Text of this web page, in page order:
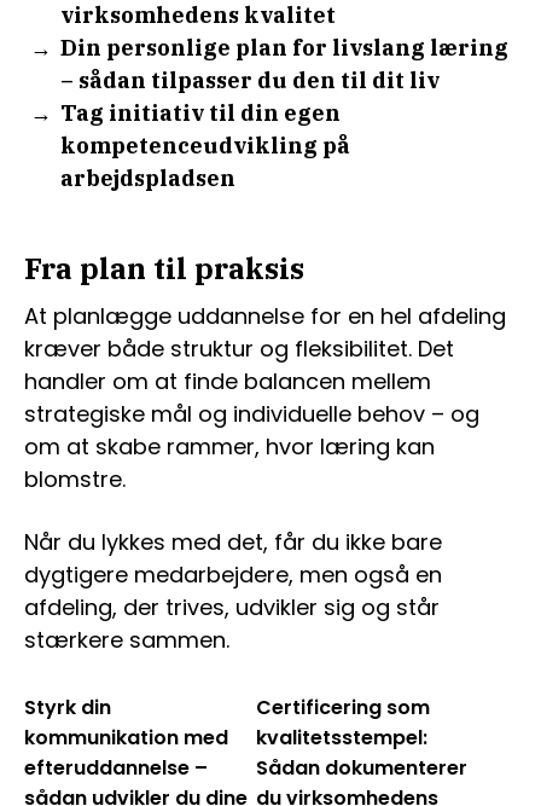
virksomhedens kvalitet
Din personlige plan for livslang læring
– sådan tilpasser du den til dit liv
Tag initiativ til din egen
kompetenceudvikling på
arbejdspladsen
Fra plan til praksis
At planlægge uddannelse for en hel afdeling
kræver både struktur og fleksibilitet. Det
handler om at finde balancen mellem
strategiske mål og individuelle behov – og
om at skabe rammer, hvor læring kan
blomstre.
Når du lykkes med det, får du ikke bare
dygtigere medarbejdere, men også en
afdeling, der trives, udvikler sig og står
stærkere sammen.
Styrk din
kommunikation med
efteruddannelse –
sådan udvikler du dine
Certificering som
kvalitetsstempel:
Sådan dokumenterer
du virksomhedens